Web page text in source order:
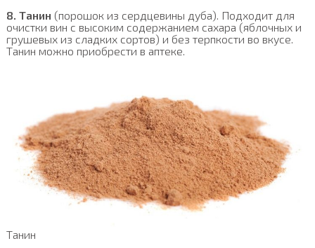
8. Танин (порошок из сердцевины дуба). Подходит для
очистки вин с высоким содержанием сахара (яблочных и
грушевых из сладких сортов) и без терпкости во вкусе.
Танин можно приобрести в аптеке.
Танин